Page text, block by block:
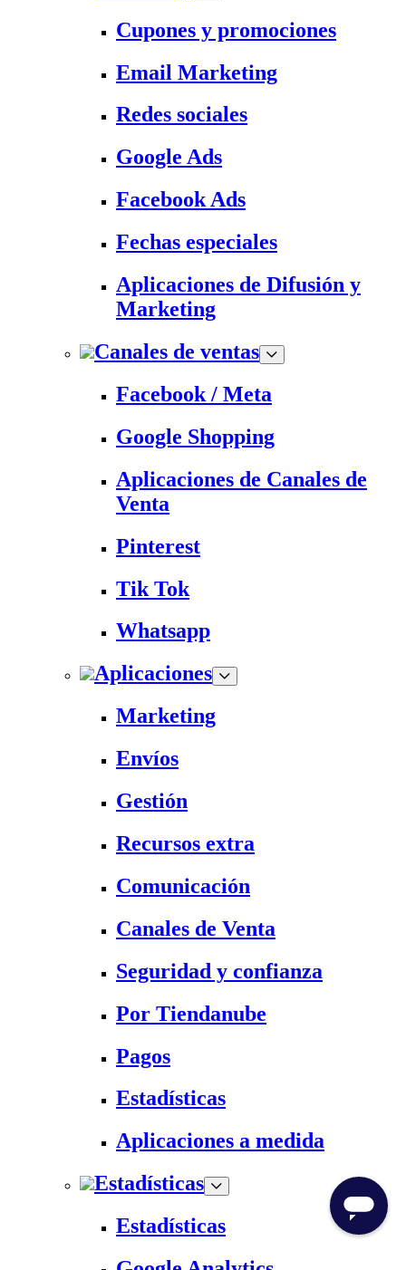
Cupones y promociones
Email Marketing
Redes sociales
Google Ads
Facebook Ads
Fechas especiales
Aplicaciones de Difusión y
Marketing
Canales de ventas
Facebook / Meta
Google Shopping
Aplicaciones de Canales de
Venta
Pinterest
Tik Tok
Whatsapp
Aplicaciones
Marketing
Envíos
Gestión
Recursos extra
Comunicación
Canales de Venta
Seguridad y confianza
Por Tiendanube
Pagos
Estadísticas
Aplicaciones a medida
Estadísticas
Estadísticas